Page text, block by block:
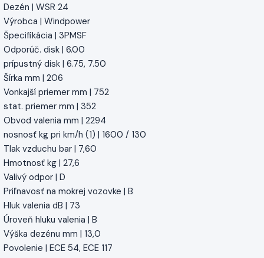
Dezén | WSR 24
Výrobca | Windpower
Špecifikácia | 3PMSF
Odporúč. disk | 6.00
prípustný disk | 6.75, 7.50
Šírka mm | 206
Vonkajší priemer mm | 752
stat. priemer mm | 352
Obvod valenia mm | 2294
nosnosť kg pri km/h (1) | 1600 / 130
Tlak vzduchu bar | 7,60
Hmotnosť kg | 27,6
Valivý odpor | D
Priľnavosť na mokrej vozovke | B
Hluk valenia dB | 73
Úroveň hluku valenia | B
Výška dezénu mm | 13,0
Povolenie | ECE 54, ECE 117